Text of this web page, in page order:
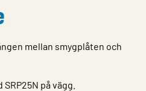
mellan smygplåten och
på vägg.